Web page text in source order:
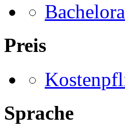
Preis
Sprache